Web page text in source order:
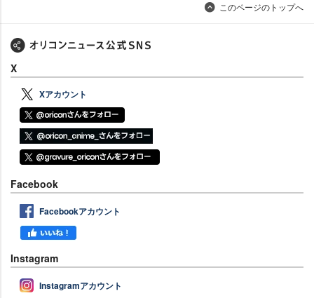
このページのトップへ
X
Xアカウント
Facebook
Facebookアカウント
Instagram
Instagramアカウント